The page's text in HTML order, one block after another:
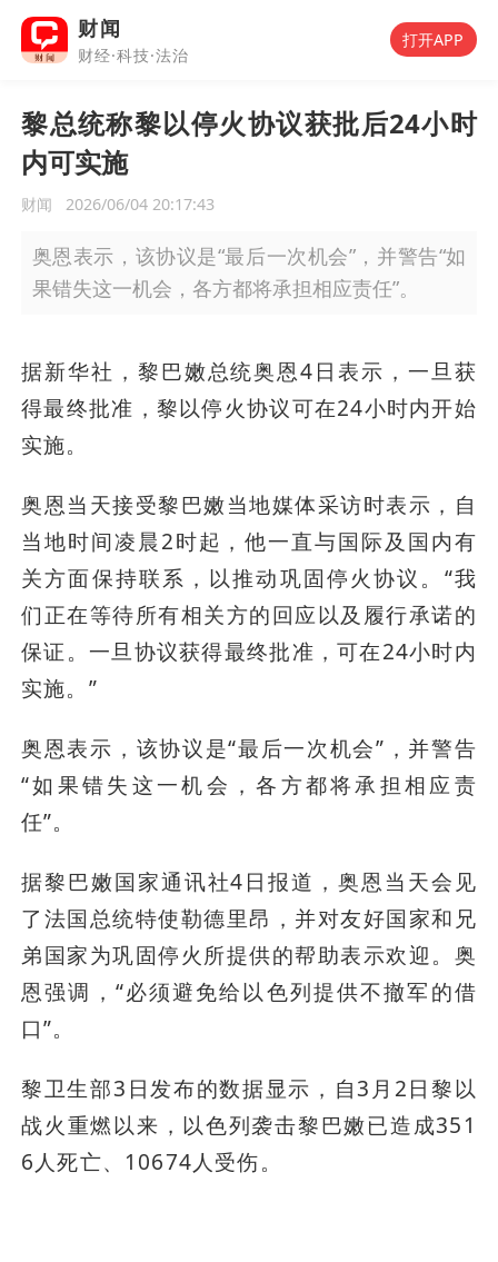
财闻
财经·科技·法治
打开APP
黎总统称黎以停火协议获批后24小时
内可实施
财闻 2026/06/04 20:17:43
奥恩表示，该协议是“最后一次机会”，并警告“如
果错失这一机会，各方都将承担相应责任”。
据新华社，黎巴嫩总统奥恩4日表示，一旦获
得最终批准，黎以停火协议可在24小时内开始
实施。
奥恩当天接受黎巴嫩当地媒体采访时表示，自
当地时间凌晨2时起，他一直与国际及国内有
关方面保持联系，以推动巩固停火协议。“我
们正在等待所有相关方的回应以及履行承诺的
保证。一旦协议获得最终批准，可在24小时内
实施。”
奥恩表示，该协议是“最后一次机会”，并警告
“如果错失这一机会，各方都将承担相应责
任”。
据黎巴嫩国家通讯社4日报道，奥恩当天会见
了法国总统特使勒德里昂，并对友好国家和兄
弟国家为巩固停火所提供的帮助表示欢迎。奥
恩强调，“必须避免给以色列提供不撤军的借
口”。
黎卫生部3日发布的数据显示，自3月2日黎以
战火重燃以来，以色列袭击黎巴嫩已造成351
6人死亡、10674人受伤。